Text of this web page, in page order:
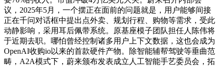
议，2025年5月，一个摆正在面前的问题就是，用户能够间接
正在千问对话框中提出点外卖、规划行程、购物等需求，受此
动静影响，采用耳后佩带系统。原基座模子团队担任人陈伟将
于近期去职。哪怕曾经控制诸多用户上下文数据，这也会成为
OpenAI收购io以来的首款硬件产物。除智能辅帮驾驶等垂曲范
畴，A2A模式下，蔚来颁布发表成立人工智能手艺委员会，拓